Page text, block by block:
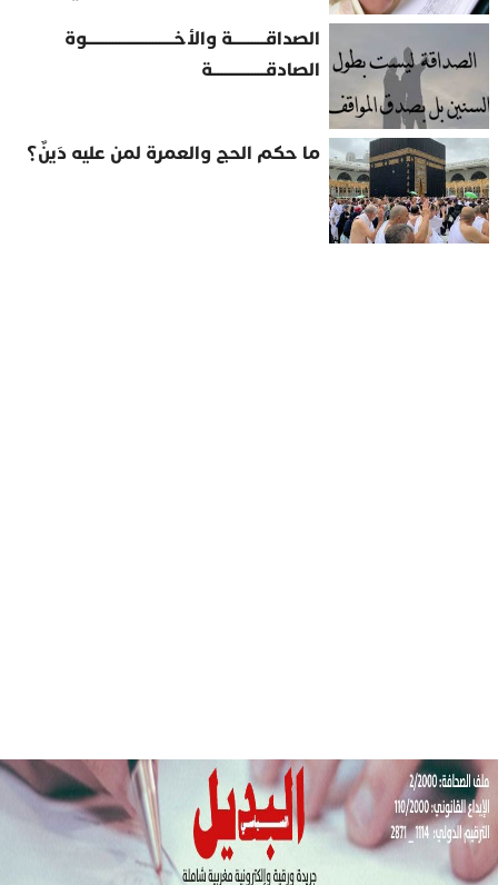
الصداقــــــــــة والأخــــــــــــــــــــــــــوة
الصادقــــــــــــــــة
ما حكم الحج والعمرة لمن عليه دَينٌ؟